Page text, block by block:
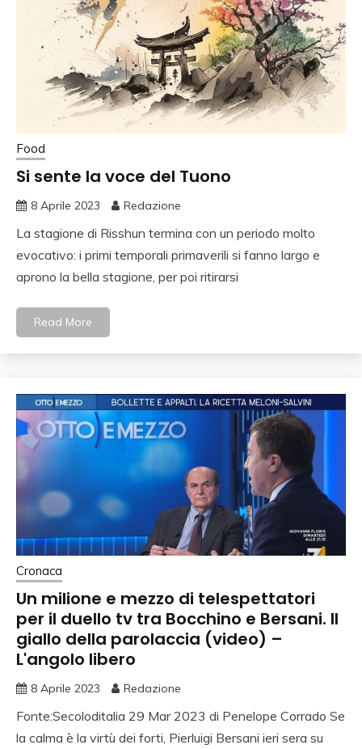
Food
Si sente la voce del Tuono
8 Aprile 2023 Redazione
La stagione di Risshun termina con un periodo molto
evocativo: i primi temporali primaverili si fanno largo e
aprono la bella stagione, per poi ritirarsi
Read More
Cronaca
Un milione e mezzo di telespettatori
per il duello tv tra Bocchino e Bersani. Il
giallo della parolaccia (video) –
L'angolo libero
8 Aprile 2023 Redazione
Fonte:Secoloditalia 29 Mar 2023 di Penelope Corrado Se
la calma è la virtù dei forti, Pierluigi Bersani ieri sera su